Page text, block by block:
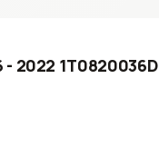
- 2022 1T0820036D